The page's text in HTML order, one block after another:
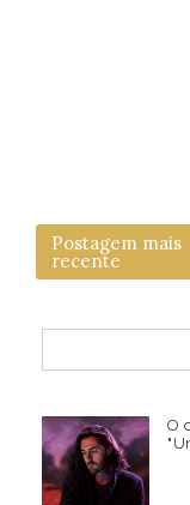
Postagem mais
recente
O